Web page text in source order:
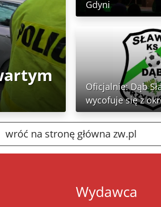
Gdyni
Oficjalnie: Dąb
wycofuje się z
wróć na stronę główna zw.pl
Wydawca